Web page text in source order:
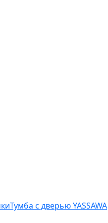
Тумба с дверью YASSAWA